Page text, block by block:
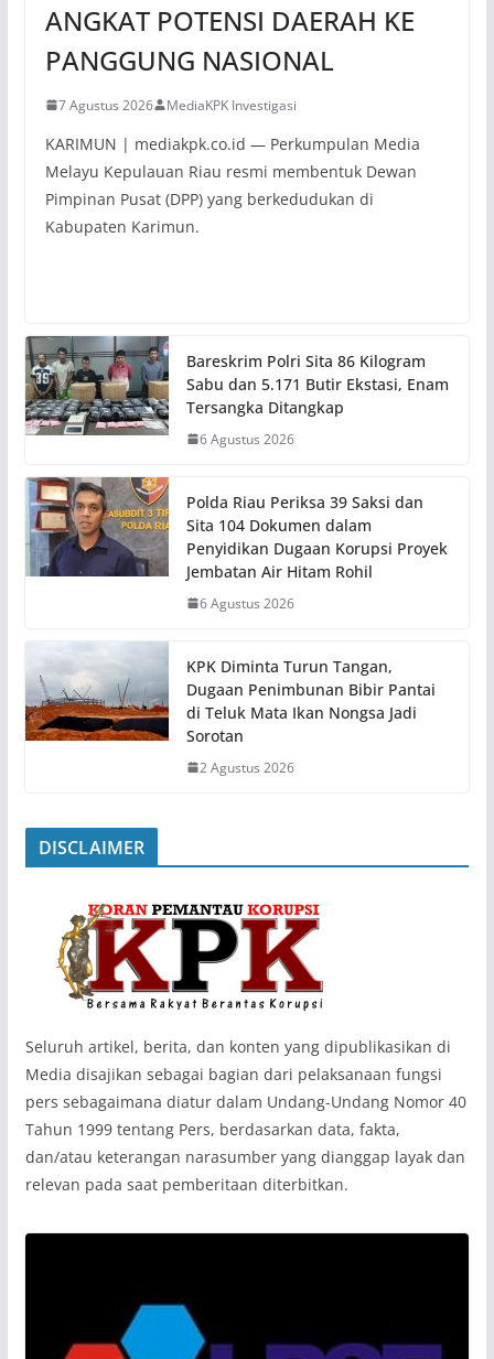
ANGKAT POTENSI DAERAH KE
PANGGUNG NASIONAL
7 Agustus 2026 MediaKPK Investigasi
KARIMUN | mediakpk.co.id — Perkumpulan Media
Melayu Kepulauan Riau resmi membentuk Dewan
Pimpinan Pusat (DPP) yang berkedudukan di
Kabupaten Karimun.
Bareskrim Polri Sita 86 Kilogram
Sabu dan 5.171 Butir Ekstasi, Enam
Tersangka Ditangkap
6 Agustus 2026
Polda Riau Periksa 39 Saksi dan
Sita 104 Dokumen dalam
Penyidikan Dugaan Korupsi Proyek
Jembatan Air Hitam Rohil
6 Agustus 2026
KPK Diminta Turun Tangan,
Dugaan Penimbunan Bibir Pantai
di Teluk Mata Ikan Nongsa Jadi
Sorotan
2 Agustus 2026
DISCLAIMER
‎Seluruh artikel, berita, dan konten yang dipublikasikan di
Media disajikan sebagai bagian dari pelaksanaan fungsi
pers sebagaimana diatur dalam Undang-Undang Nomor 40
Tahun 1999 tentang Pers, berdasarkan data, fakta,
dan/atau keterangan narasumber yang dianggap layak dan
relevan pada saat pemberitaan diterbitkan.